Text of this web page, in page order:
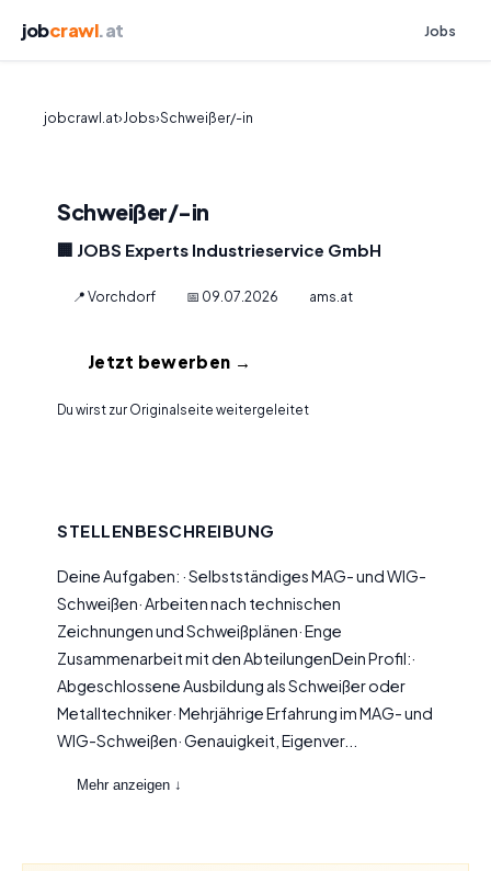
jobcrawl.at Jobs
jobcrawl.at›Jobs›Schweißer/-in
Schweißer/-in
🏢 JOBS Experts Industrieservice GmbH
📍 Vorchdorf 📅 09.07.2026 ams.at
Jetzt bewerben →
Du wirst zur Originalseite weitergeleitet
STELLENBESCHREIBUNG
Deine Aufgaben: · Selbstständiges MAG- und WIG-
Schweißen· Arbeiten nach technischen
Zeichnungen und Schweißplänen· Enge
Zusammenarbeit mit den AbteilungenDein Profil:·
Abgeschlossene Ausbildung als Schweißer oder
Metalltechniker· Mehrjährige Erfahrung im MAG- und
WIG-Schweißen· Genauigkeit, Eigenver...
Mehr anzeigen ↓